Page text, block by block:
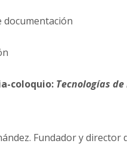
documentación
coloquio: Tecnologías
Fundador y director